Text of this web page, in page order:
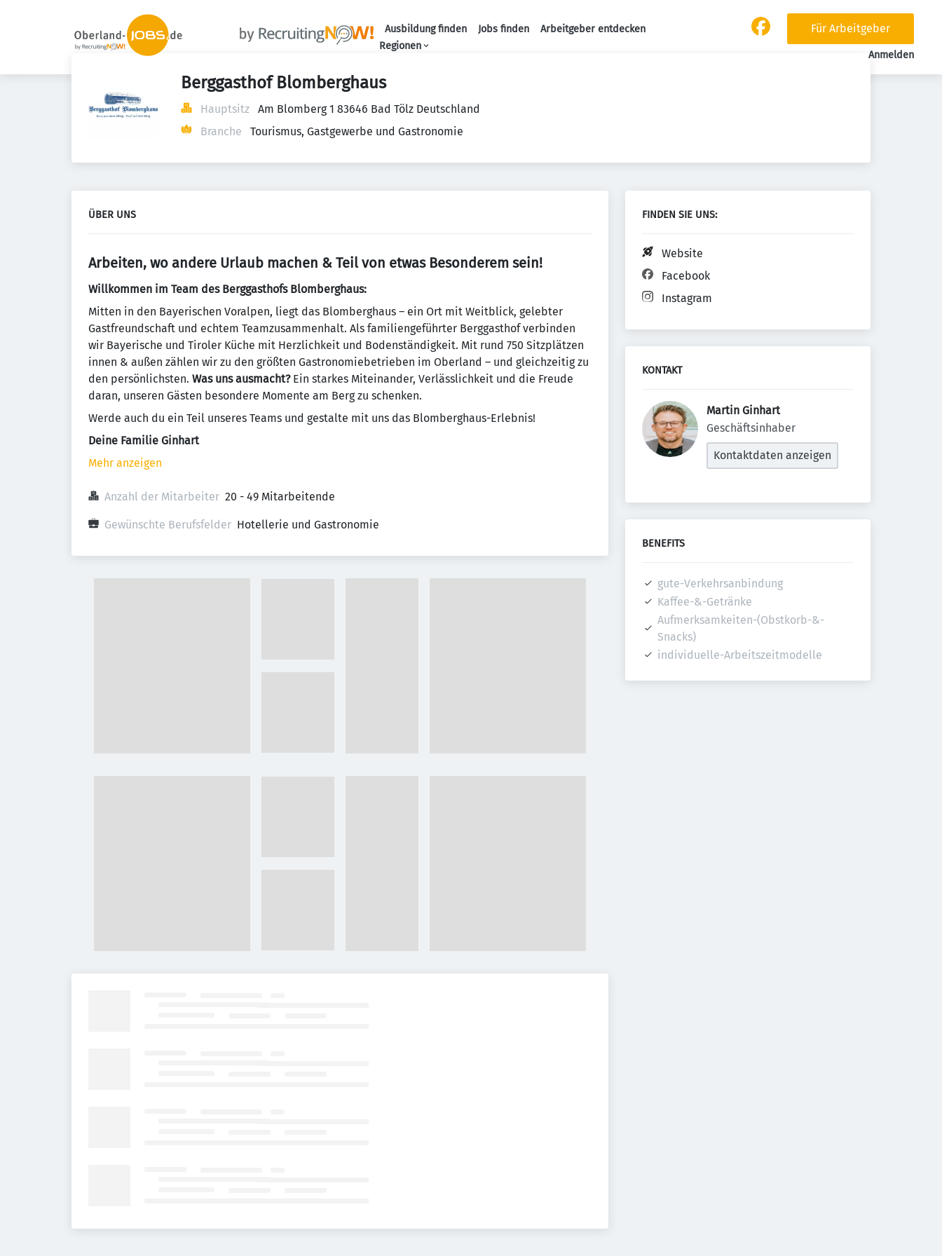
Ausbildung finden Jobs finden
Arbeitgeber entdecken
Regionen
Für Arbeitgeber
Anmelden
Berggasthof Blomberghaus
Hauptsitz
Am Blomberg 1 83646 Bad Tölz Deutschland
Branche
Tourismus, Gastgewerbe und Gastronomie
ÜBER UNS
Arbeiten, wo andere Urlaub machen & Teil von etwas Besonderem sein!
Willkommen im Team des Berggasthofs Blomberghaus:
Mitten in den Bayerischen Voralpen, liegt das Blomberghaus – ein Ort mit Weitblick, gelebter
Gastfreundschaft und echtem Teamzusammenhalt. Als familiengeführter Berggasthof verbinden
wir Bayerische und Tiroler Küche mit Herzlichkeit und Bodenständigkeit. Mit rund 750 Sitzplätzen
innen & außen zählen wir zu den größten Gastronomiebetrieben im Oberland – und gleichzeitig zu
den persönlichsten. Was uns ausmacht?Ein starkes Miteinander, Verlässlichkeit und die Freude
daran, unseren Gästen besondere Momente am Berg zu schenken.
Werde auch du ein Teil unseres Teams und gestalte mit uns das Blomberghaus-Erlebnis!
Deine Familie Ginhart
Mehr anzeigen
Anzahl der Mitarbeiter 20 - 49 Mitarbeitende
Gewünschte Berufsfelder Hotellerie und Gastronomie
FINDEN SIE UNS:
Website
Facebook
Instagram
KONTAKT
Martin Ginhart
Geschäftsinhaber
Kontaktdaten anzeigen
BENEFITS
gute-Verkehrsanbindung
Kaffee-&-Getränke
Aufmerksamkeiten-(Obstkorb-&-
Snacks)
individuelle-Arbeitszeitmodelle